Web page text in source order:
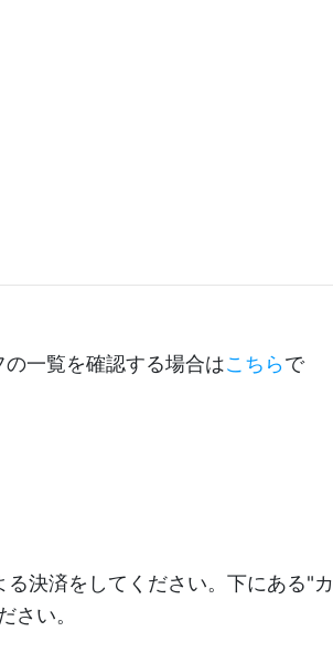
一覧を確認する場合はこちらで
決済をしてください。下にある"カ
さい。